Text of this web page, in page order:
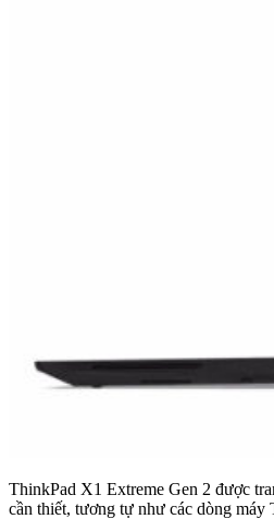
ThinkPad X1 Extreme Gen 2 được
cần thiết, tương tự như các dòng máy